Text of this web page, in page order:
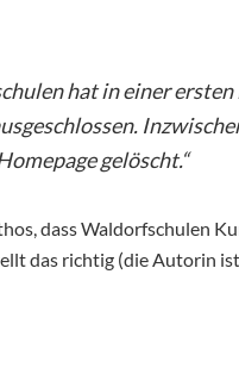
hat in einer
gelöscht.“
dass Waldorfschulen
das richtig (die Autorin